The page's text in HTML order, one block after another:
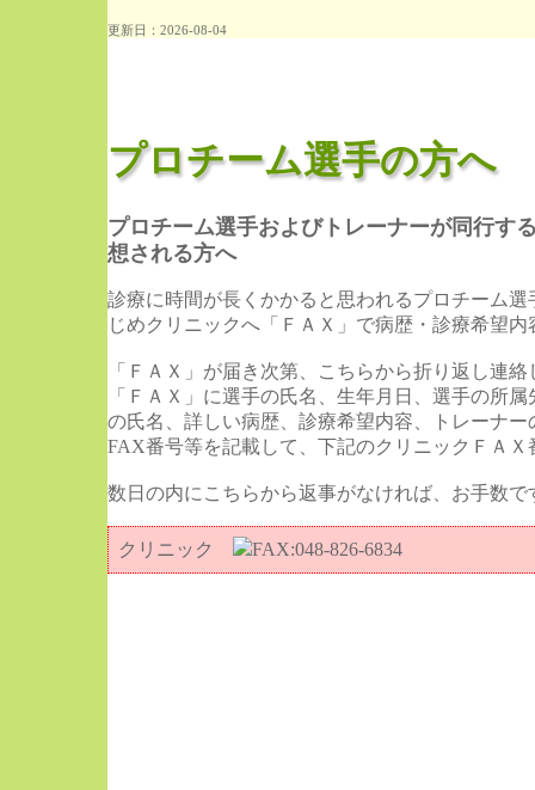
更新日：2026-08-04
プロチーム選手の方へ
プロチーム選手およびトレーナーが同行す
想される方へ
診療に時間が長くかかると思われるプロチーム
じめクリニックへ「ＦＡＸ」で病歴・診療希望
「ＦＡＸ」が届き次第、こちらから折り返し連
「ＦＡＸ」に選手の氏名、生年月日、選手の所
の氏名、詳しい病歴、診療希望内容、トレーナ
FAX番号等を記載して、下記のクリニックＦＡ
数日の内にこちらから返事がなければ、お手数
クリニック FAX:048-826-6834